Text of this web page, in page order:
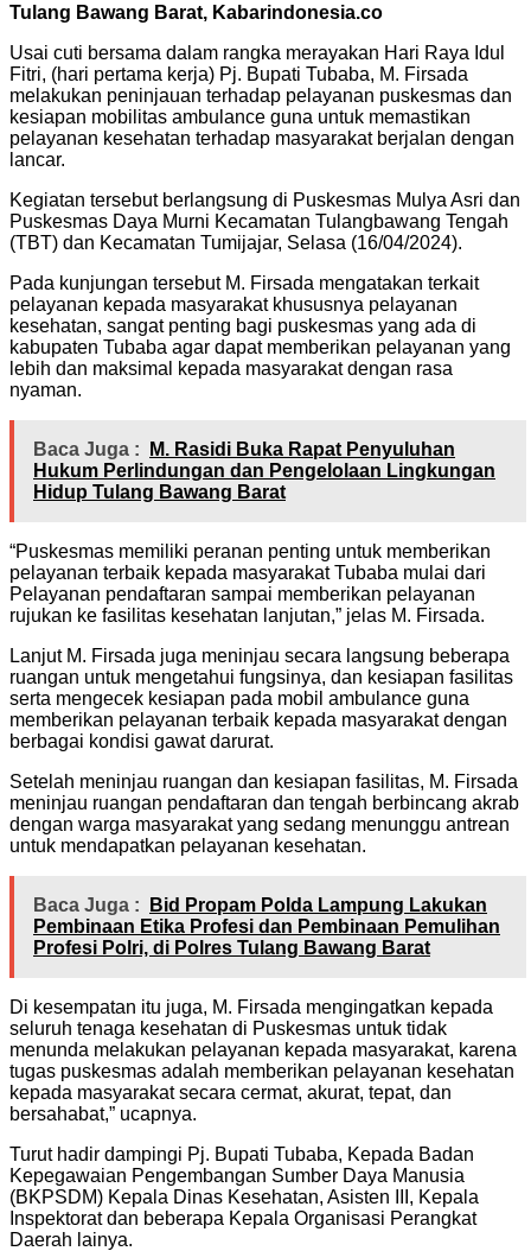
Tulang Bawang Barat, Kabarindonesia.co
Usai cuti bersama dalam rangka merayakan Hari Raya Idul
Fitri, (hari pertama kerja) Pj. Bupati Tubaba, M. Firsada
melakukan peninjauan terhadap pelayanan puskesmas dan
kesiapan mobilitas ambulance guna untuk memastikan
pelayanan kesehatan terhadap masyarakat berjalan dengan
lancar.
Kegiatan tersebut berlangsung di Puskesmas Mulya Asri dan
Puskesmas Daya Murni Kecamatan Tulangbawang Tengah
(TBT) dan Kecamatan Tumijajar, Selasa (16/04/2024).
Pada kunjungan tersebut M. Firsada mengatakan terkait
pelayanan kepada masyarakat khususnya pelayanan
kesehatan, sangat penting bagi puskesmas yang ada di
kabupaten Tubaba agar dapat memberikan pelayanan yang
lebih dan maksimal kepada masyarakat dengan rasa
nyaman.
Baca Juga :
M. Rasidi Buka Rapat Penyuluhan
Hukum Perlindungan dan Pengelolaan Lingkungan
Hidup Tulang Bawang Barat
“Puskesmas memiliki peranan penting untuk memberikan
pelayanan terbaik kepada masyarakat Tubaba mulai dari
Pelayanan pendaftaran sampai memberikan pelayanan
rujukan ke fasilitas kesehatan lanjutan,” jelas M. Firsada.
Lanjut M. Firsada juga meninjau secara langsung beberapa
ruangan untuk mengetahui fungsinya, dan kesiapan fasilitas
serta mengecek kesiapan pada mobil ambulance guna
memberikan pelayanan terbaik kepada masyarakat dengan
berbagai kondisi gawat darurat.
Setelah meninjau ruangan dan kesiapan fasilitas, M. Firsada
meninjau ruangan pendaftaran dan tengah berbincang akrab
dengan warga masyarakat yang sedang menunggu antrean
untuk mendapatkan pelayanan kesehatan.
Baca Juga :
Bid Propam Polda Lampung Lakukan
Pembinaan Etika Profesi dan Pembinaan Pemulihan
Profesi Polri, di Polres Tulang Bawang Barat
Di kesempatan itu juga, M. Firsada mengingatkan kepada
seluruh tenaga kesehatan di Puskesmas untuk tidak
menunda melakukan pelayanan kepada masyarakat, karena
tugas puskesmas adalah memberikan pelayanan kesehatan
kepada masyarakat secara cermat, akurat, tepat, dan
bersahabat,” ucapnya.
Turut hadir dampingi Pj. Bupati Tubaba, Kepada Badan
Kepegawaian Pengembangan Sumber Daya Manusia
(BKPSDM) Kepala Dinas Kesehatan, Asisten III, Kepala
Inspektorat dan beberapa Kepala Organisasi Perangkat
Daerah lainya.